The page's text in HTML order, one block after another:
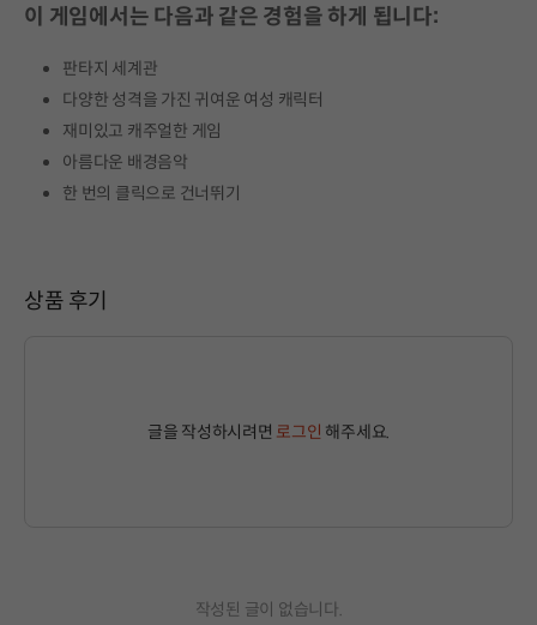
이 게임에서는 다음과 같은 경험을 하게 됩니다:
판타지 세계관
다양한 성격을 가진 귀여운 여성 캐릭터
재미있고 캐주얼한 게임
아름다운 배경음악
한 번의 클릭으로 건너뛰기
상품 후기
글을 작성하시려면 로그인 해주세요.
작성된 글이 없습니다.